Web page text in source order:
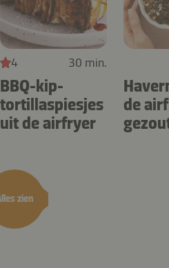
zien
4 30 min.
BBQ-kip-
tortillaspiesjes
uit de airfryer
de